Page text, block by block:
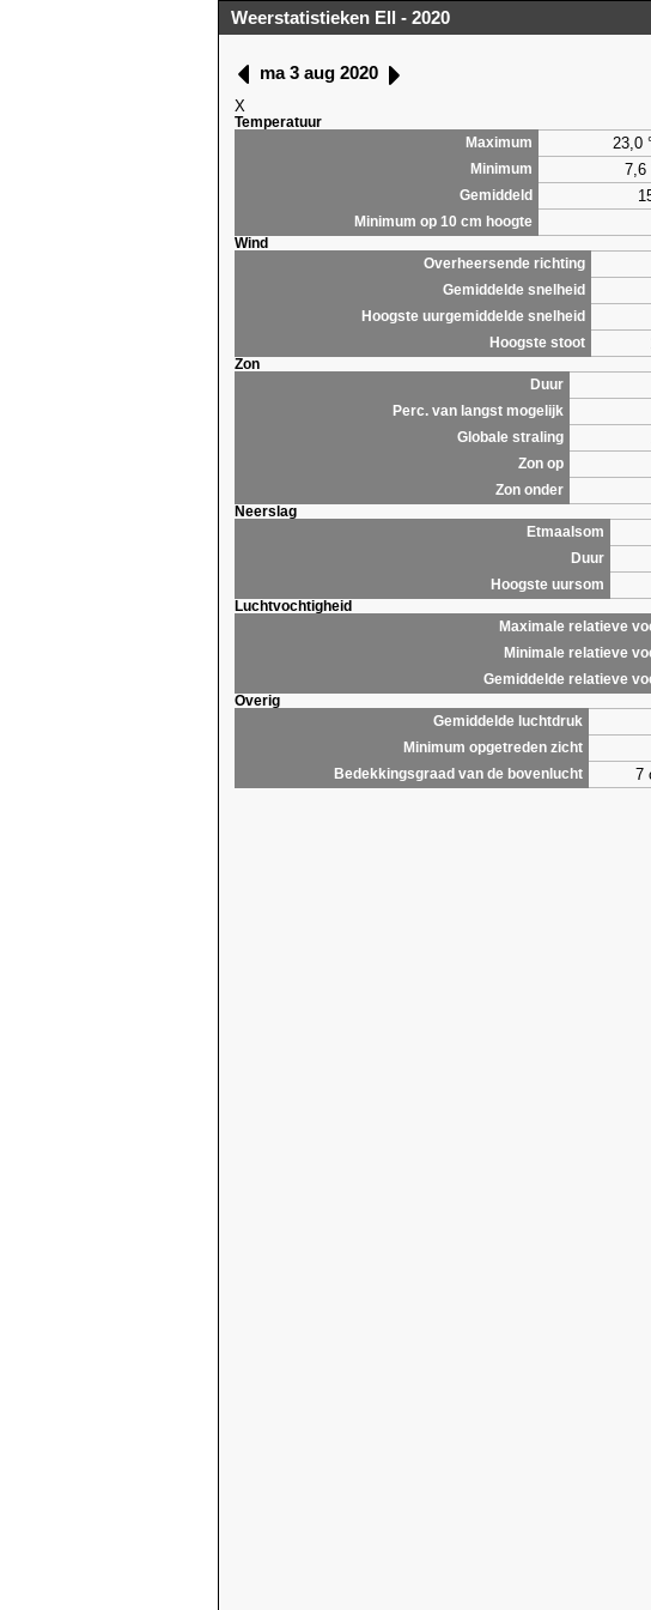
Weerstatistieken Ell - 2020
ma 3 aug 2020
X
Temperatuur
Maximum
23,0
Minimum 7,6
Gemiddeld
Minimum op 10 cm hoogte
Wind
Overheersende richting
Gemiddelde snelheid
Hoogste uurgemiddelde snelheid
Hoogste stoot
Zon
Duur
Perc. van langst mogelijk
Globale straling
Zon op
Zon onder
Neerslag
Etmaalsom
Duur
Hoogste uursom
Luchtvochtigheid
Maximale relatieve
Minimale relatieve
Gemiddelde relatieve
Overig
Gemiddelde luchtdruk
Minimum opgetreden zicht
Bedekkingsgraad van de bovenlucht 7